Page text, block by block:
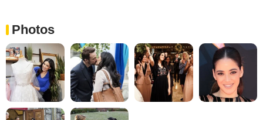
Photos